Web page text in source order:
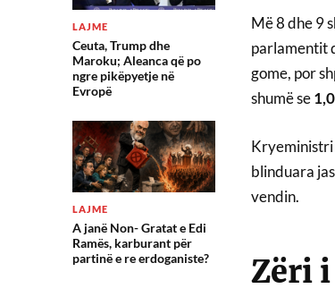
LAJME
Ceuta, Trump dhe
Maroku; Aleanca që po
ngre pikëpyetje në
Evropë
LAJME
A janë Non- Gratat e Edi
Ramës, karburant për
partinë e re erdoganiste?
Më 8 dhe 9
parlamentit
gome, por
shumë se
Kryeministri
blinduara
vendin.
Zëri